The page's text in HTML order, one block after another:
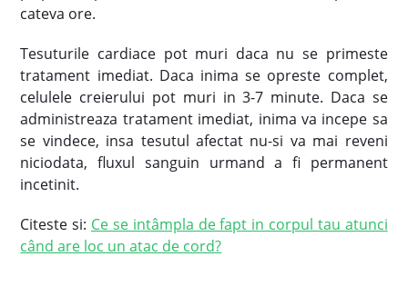
cateva ore.
Tesuturile cardiace pot muri daca nu se primeste
tratament imediat. Daca inima se opreste complet,
celulele creierului pot muri in 3-7 minute. Daca se
administreaza tratament imediat, inima va incepe sa
se vindece, insa tesutul afectat nu-si va mai reveni
niciodata, fluxul sanguin urmand a fi permanent
incetinit.
Citeste si: Ce se intâmpla de fapt in corpul tau atunci
când are loc un atac de cord?